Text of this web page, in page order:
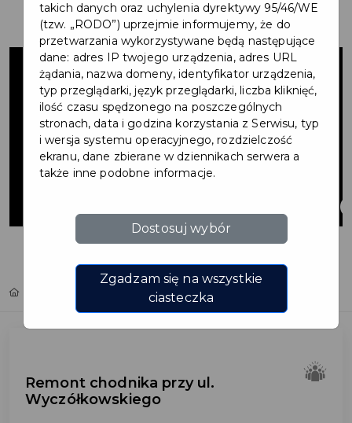
Remont
chodnika przy
ul.
Remont chodnika przy ul. Wyczółkowskiego
Remont chodnika przy ul.
Wyczółkowskiego
takich danych oraz uchylenia dyrektywy 95/46/WE
(tzw. „RODO”) uprzejmie informujemy, że do
przetwarzania wykorzystywane będą następujące
dane: adres IP twojego urządzenia, adres URL
żądania, nazwa domeny, identyfikator urządzenia,
typ przeglądarki, język przeglądarki, liczba kliknięć,
ilość czasu spędzonego na poszczególnych
stronach, data i godzina korzystania z Serwisu, typ
i wersja systemu operacyjnego, rozdzielczość
ekranu, dane zbierane w dziennikach serwera a
także inne podobne informacje.
Dostosuj wybór
Zgadzam się na wszystkie
ciasteczka